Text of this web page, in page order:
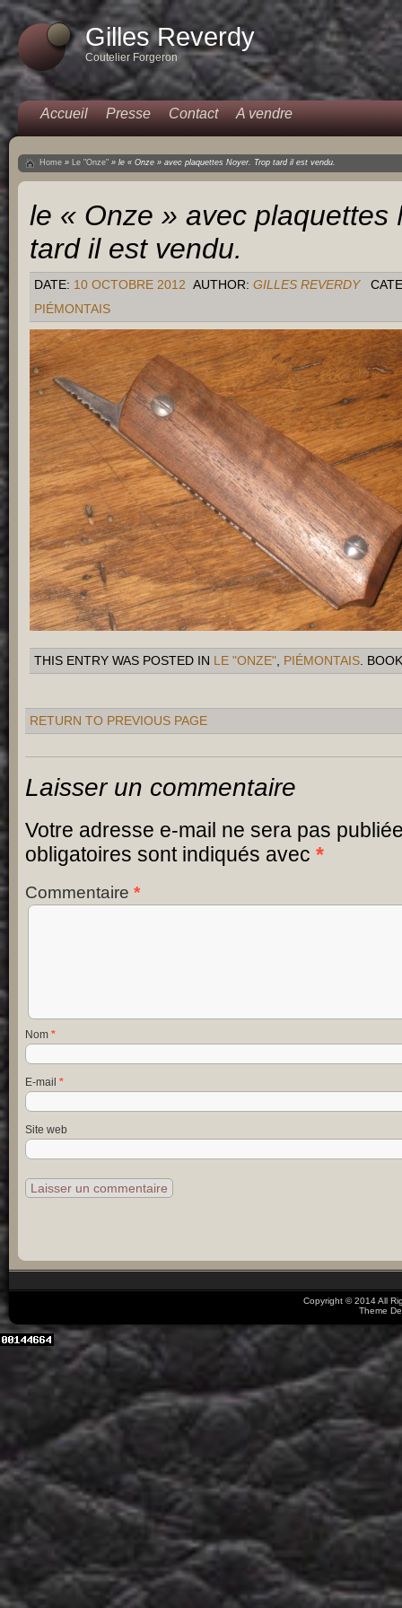
Gilles Reverdy
Coutelier Forgeron
Accueil Presse Contact A vendre
Home » Le "Onze" » le « Onze » avec plaquettes Noyer. Trop tard il est vendu.
le « Onze » avec plaquettes
tard il est vendu.
DATE: 10 OCTOBRE 2012 AUTHOR: GILLES REVERDY
PIÉMONTAIS
THIS ENTRY WAS POSTED IN LE "ONZE" PIÉMONTAIS .
RETURN TO PREVIOUS PAGE
Laisser un commentaire
Votre adresse e-mail ne sera pas
obligatoires sont indiqués avec *
Commentaire *
Nom *
E-mail *
Site web
Copyright © 2014 All
Theme